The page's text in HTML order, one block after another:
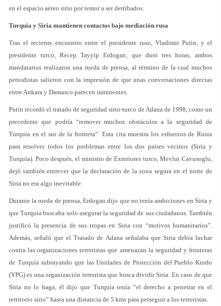
en el espacio aéreo sirio por temor a ser derribados.
Turquía y Siria mantienen contactos bajo mediación rusa
Tras el reciente encuentro entre el presidente ruso, Vladimir Putin, y el
presidente turco, Recep Tayyip Erdogan, que duró tres horas, ambos
mandatarios realizaron una rueda de prensa, al término de la cual muchos
periodistas salieron con la impresión de que unas conversaciones directas
entre Ankara y Damasco parecen inminentes.
Putin recordó el tratado de seguridad sirio-turco de Adana de 1998, como un
precedente que podría “remover muchos obstáculos a la seguridad de
Turquía en el sur de la frontera”. Esta cita muestra los esfuerzos de Rusia
para resolver todos los problemas entre los dos países vecinos (Siria y
Turquía). Poco después, el ministro de Exteriores turco, Mevlut Cavusoglu,
dejó también entrever que la declaración de la zona segura en el norte de
Siria no era algo inevitable.
Durante la rueda de prensa, Erdogan dijo que no tenía ambiciones en Siria y
que Turquía buscaba solo asegurar la seguridad de sus ciudadanos. También
justificó la presencia de sus tropas en Siria con “motivos humanitarios”.
Además, señaló que el Tratado de Adana señalaba que Siria debía luchar
contra las organizaciones terroristas que amenazan la seguridad y fronteras
de Turquía subrayando que las Unidades de Protección del Pueblo Kurdo
(YPG) es una organización terrorista que busca dividir Siria. En caso de que
Siria no lo haga, él dijo que Turquía tenía “el derecho a penetrar en el
territorio sirio” hasta una distancia de 5 kms para perseguir a los terroristas.